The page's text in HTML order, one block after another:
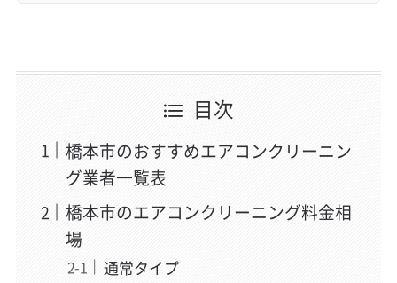
目次
橋本市のおすすめエアコンクリーニン
グ業者一覧表
橋本市のエアコンクリーニング料金相
場
通常タイプ